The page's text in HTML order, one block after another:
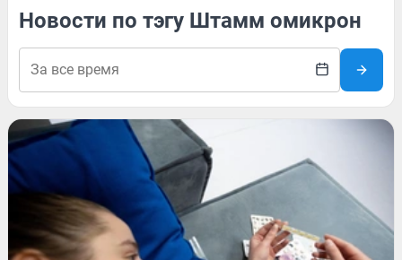
Новости по тэгу Штамм омикрон